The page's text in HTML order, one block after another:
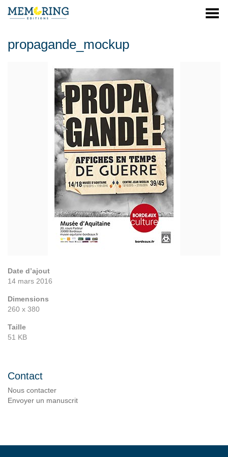
Menu
propagande_mockup
Date d’ajout
14 mars 2016
Dimensions
260 x 380
Taille
51 KB
Contact
Nous contacter
Envoyer un manuscrit